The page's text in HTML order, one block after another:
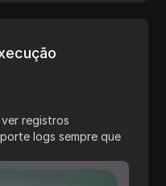
registros
logs sempre que